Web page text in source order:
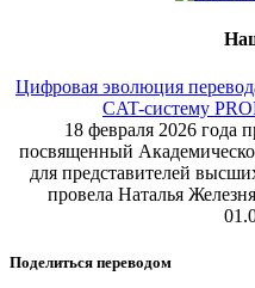
Цифровая эволюция
CAT-систему
18 февраля 2026 года
посвященный
для представителей
провела Наталья
Поделиться переводом